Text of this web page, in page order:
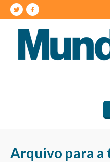
Arquivo para a